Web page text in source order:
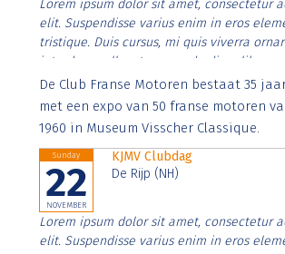
Lorem ipsum dolor sit amet, consectetur
elit. Suspendisse varius enim in eros
tristique. Duis cursus, mi quis viverra
interdum nulla, ut commodo diam libero
Aenean faucibus nibh et justo cursus id
imperdiet. Nunc ut sem vitae risus tristique
De Club Franse Motoren bestaat 35
met een expo van 50 franse motoren
1960 in Museum Visscher Classique.
Sunday
22
NOVEMBER
KJMV Clubdag
De Rijp (NH)
Lorem ipsum dolor sit amet, consectetur
elit. Suspendisse varius enim in eros